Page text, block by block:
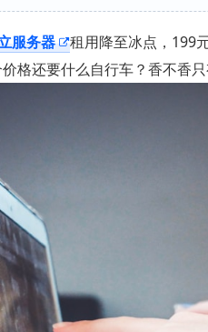
服务器 租用降至冰点，199
格还要什么自行车？香不香只